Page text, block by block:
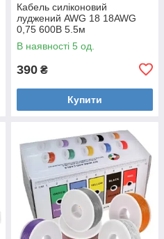
Кабель силіконовий
луджений AWG 18 18AWG
0,75 600В 5.5м
В наявності 5 од.
390 ₴
Купити